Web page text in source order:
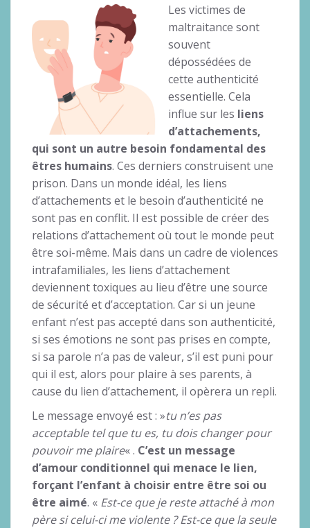
Les victimes de
maltraitance sont
souvent
dépossédées de
cette authenticité
essentielle. Cela
influe sur les liens
d’attachements,
qui sont un autre besoin fondamental des
êtres humains. Ces derniers construisent une
prison. Dans un monde idéal, les liens
d’attachements et le besoin d’authenticité ne
sont pas en conflit. Il est possible de créer des
relations d’attachement où tout le monde peut
être soi-même. Mais dans un cadre de violences
intrafamiliales, les liens d’attachement
deviennent toxiques au lieu d’être une source
de sécurité et d’acceptation. Car si un jeune
enfant n’est pas accepté dans son authenticité,
si ses émotions ne sont pas prises en compte,
si sa parole n’a pas de valeur, s’il est puni pour
qui il est, alors pour plaire à ses parents, à
cause du lien d’attachement, il opèrera un repli.
Le message envoyé est : »tu n’es pas
acceptable tel que tu es, tu dois changer pour
pouvoir me plaire« . C’est un message
d’amour conditionnel qui menace le lien,
forçant l’enfant à choisir entre être soi ou
être aimé. « Est-ce que je reste attaché à mon
père si celui-ci me violente ? Est-ce que la seule